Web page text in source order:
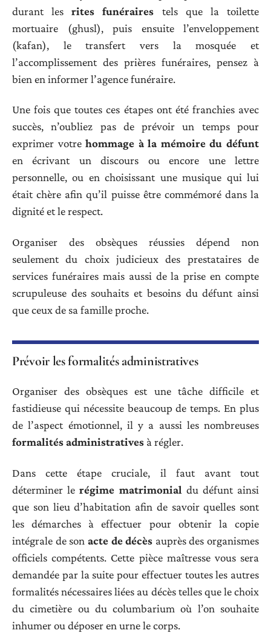
durant lesrites funéraires tels que la toilette
mortuaire (ghusl), puis ensuite l’enveloppement
(kafan), le transfert vers la mosquée et
l’accomplissement des prières funéraires, pensez à
bien en informer l’agence funéraire.
Une fois que toutes ces étapes ont été franchies avec
succès, n’oubliez pas de prévoir un temps pour
exprimer votrehommage à la mémoire du défunt
en écrivant un discours ou encore une lettre
personnelle, ou en choisissant une musique qui lui
était chère afin qu’il puisse être commémoré dans la
dignité et le respect.
Organiser des obsèques réussies dépend non
seulement du choix judicieux des prestataires de
services funéraires mais aussi de la prise en compte
scrupuleuse des souhaits et besoins du défunt ainsi
que ceux de sa famille proche.
Prévoir les formalités administratives
Organiser des obsèques est une tâche difficile et
fastidieuse qui nécessite beaucoup de temps. En plus
de l’aspect émotionnel, il y a aussi les nombreuses
formalités administratives à régler.
Dans cette étape cruciale, il faut avant tout
déterminer lerégime matrimonial du défunt ainsi
que son lieu d’habitation afin de savoir quelles sont
les démarches à effectuer pour obtenir la copie
intégrale de son acte de décès auprès des organismes
officiels compétents. Cette pièce maîtresse vous sera
demandée par la suite pour effectuer toutes les autres
formalités nécessaires liées au décès telles que le choix
du cimetière ou du columbarium où l’on souhaite
inhumer ou déposer en urne le corps.